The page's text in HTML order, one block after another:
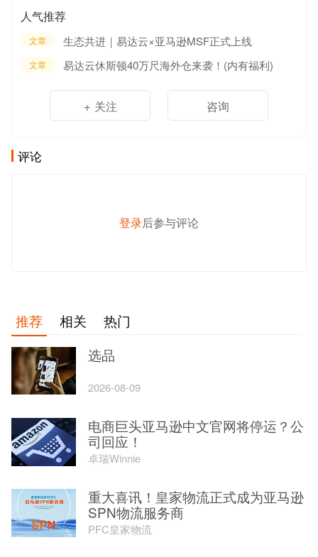
人气推荐
文章 生态共进｜易达云×亚马逊MSF正式上线
文章 易达云休斯顿40万尺海外仓来袭！(内有福利)
+ 关注 咨询
评论
登录后参与评论
推荐 相关
热门
选品
2026-08-09
电商巨头亚马逊中文官网将停运？公
司回应！
卓瑞Winnie
重大喜讯！皇家物流正式成为亚马逊
SPN物流服务商
PFC皇家物流